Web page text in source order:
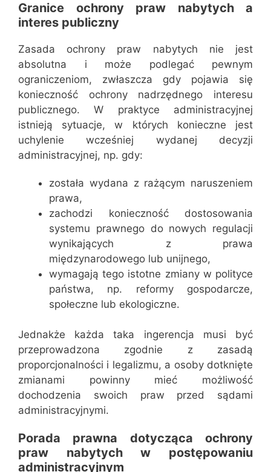
Granice ochrony praw nabytych a
interes publiczny
Zasada ochrony praw nabytych nie jest
absolutna i może podlegać pewnym
ograniczeniom, zwłaszcza gdy pojawia się
konieczność ochrony nadrzędnego interesu
publicznego. W praktyce administracyjnej
istnieją sytuacje, w których konieczne jest
uchylenie wcześniej wydanej decyzji
administracyjnej, np. gdy:
została wydana z rażącym naruszeniem
prawa,
zachodzi konieczność dostosowania
systemu prawnego do nowych regulacji
wynikających z prawa
międzynarodowego lub unijnego,
wymagają tego istotne zmiany w polityce
państwa, np. reformy gospodarcze,
społeczne lub ekologiczne.
Jednakże każda taka ingerencja musi być
przeprowadzona zgodnie z zasadą
proporcjonalności i legalizmu, a osoby dotknięte
zmianami powinny mieć możliwość
dochodzenia swoich praw przed sądami
administracyjnymi.
Porada prawna dotycząca ochrony
praw nabytych w postępowaniu
administracyjnym